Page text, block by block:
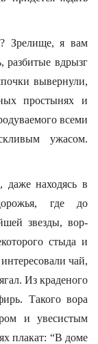
Зрелище, я вам
разбитые вдрызг
вывернули,
простынях и
всеми
ужасом.
даже находясь в
где до
звезды, вор-
стыда и
чай,
Из краденого
Такого вора
и увесистым
плакат: “В доме